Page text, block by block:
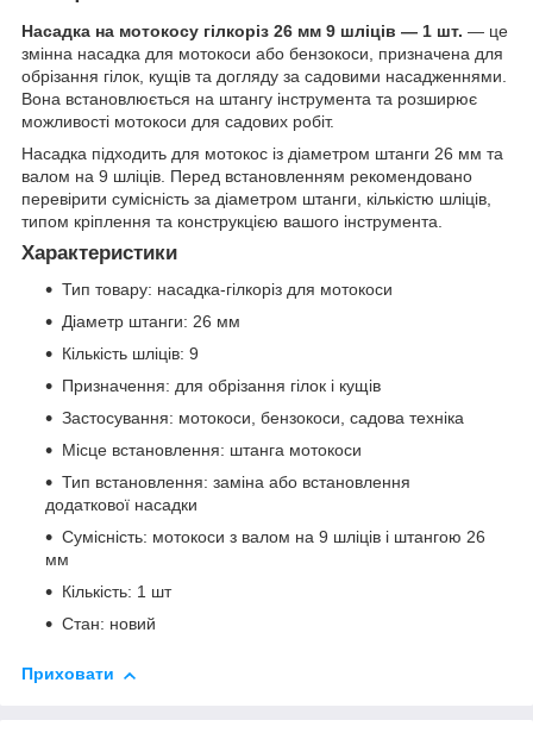
Насадка на мотокосу гілкоріз 26 мм 9 шліців — 1 шт. — це
змінна насадка для мотокоси або бензокоси, призначена для
обрізання гілок, кущів та догляду за садовими насадженнями.
Вона встановлюється на штангу інструмента та розширює
можливості мотокоси для садових робіт.
Насадка підходить для мотокос із діаметром штанги 26 мм та
валом на 9 шліців. Перед встановленням рекомендовано
перевірити сумісність за діаметром штанги, кількістю шліців,
типом кріплення та конструкцією вашого інструмента.
Характеристики
Тип товару: насадка-гілкоріз для мотокоси
Діаметр штанги: 26 мм
Кількість шліців: 9
Призначення: для обрізання гілок і кущів
Застосування: мотокоси, бензокоси, садова техніка
Місце встановлення: штанга мотокоси
Тип встановлення: заміна або встановлення
додаткової насадки
Сумісність: мотокоси з валом на 9 шліців і штангою 26
мм
Кількість: 1 шт
Стан: новий
Приховати